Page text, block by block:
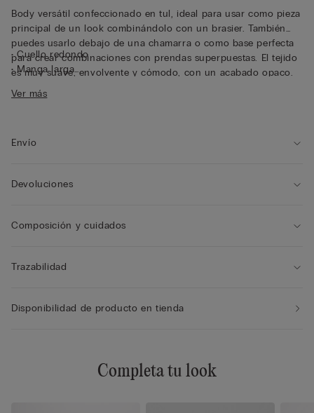
Body versátil confeccionado en tul, ideal para usar como pieza
principal de un look combinándolo con un brasier. También
puedes usarlo debajo de una chamarra o como base perfecta
para crear combinaciones con prendas superpuestas. El tejido
es muy suave, envolvente y cómodo, con un acabado opaco.
• Cuello redondo
• Manga larga
• Refuerzo interno de 100% algodón
• La modelo mide 175 cm y usa la talla S
Ver más
Envío
Devoluciones
Composición y cuidados
Trazabilidad
Disponibilidad de producto en tienda
Completa tu look